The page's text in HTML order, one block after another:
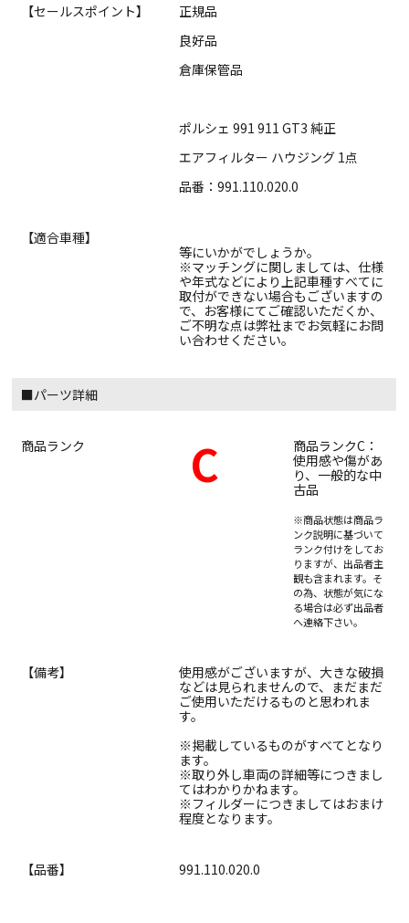
【セールスポイント】
正規品
良好品
倉庫保管品
ポルシェ 991 911 GT3 純正
エアフィルター ハウジング 1点
品番：991.110.020.0
【適合車種】
等にいかがでしょうか。
※マッチングに関しましては、仕様
や年式などにより上記車種すべてに
取付ができない場合もございますの
で、お客様にてご確認いただくか、
ご不明な点は弊社までお気軽にお問
い合わせください。
■パーツ詳細
商品ランク C
商品ランクC：
使用感や傷があ
り、一般的な中
古品
※商品状態は商品ラ
ンク説明に基づいて
ランク付けをしてお
りますが、出品者主
観も含まれます。そ
の為、状態が気にな
る場合は必ず出品者
へ連絡下さい。
【備考】
使用感がございますが、大きな破損
などは見られませんので、まだまだ
ご使用いただけるものと思われま
す。
※掲載しているものがすべてとなり
ます。
※取り外し車両の詳細等につきまし
てはわかりかねます。
※フィルダーにつきましてはおまけ
程度となります。
【品番】 991.110.020.0